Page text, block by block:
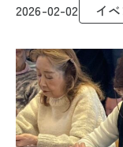
2026-02-02 イ